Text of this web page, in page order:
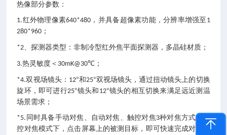
热像部分参数：
1.红外物理像素640*480 ，并具备超像素功能，分辨率增强至 1
280*960 ；
*2、探测器类型：非制冷型红外焦平面探测器，多晶硅材质；
3.热灵敏度＜ 30mK@30℃；
*4.双视场镜头： 12°和25°双视场镜头，通过扭动镜头上的切换
旋环，即可进行25°镜头和 12°镜头的相互切换来满足远近测温
场景需求；
*5. 同时具备手动对焦、自动对焦、触控对焦3种对焦方式，触
控对焦模式下，点击屏幕上的被测目标，即可快速完成对该目